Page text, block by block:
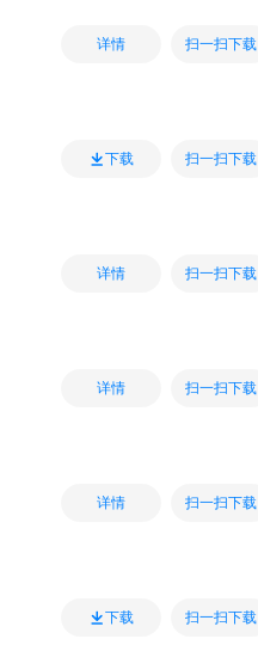
详情 扫一扫下载
下载 扫一扫下载
详情 扫一扫下载
详情 扫一扫下载
详情 扫一扫下载
下载 扫一扫下载